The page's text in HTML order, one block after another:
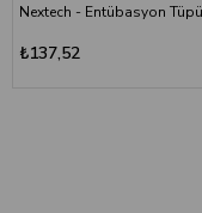
₺137,52